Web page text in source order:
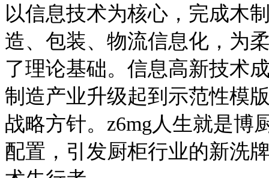
以信息技术为核心，完成木
造、包装、物流信息化
了理论基础。信息高新技术成
制造产业升级起到示范性模版
战略方针。z6mg人生就是博
配置，引发厨柜行业的新洗